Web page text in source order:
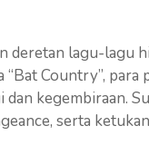
deretan lagu-lagu
Country”, para
kegembiraan.
serta